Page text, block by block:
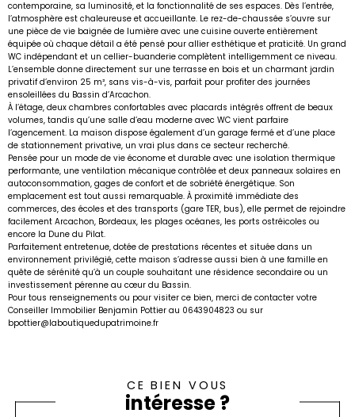
contemporaine, sa luminosité, et la fonctionnalité de ses espaces. Dès l’entrée,
l’atmosphère est chaleureuse et accueillante. Le rez-de-chaussée s’ouvre sur
une pièce de vie baignée de lumière avec une cuisine ouverte entièrement
équipée où chaque détail a été pensé pour allier esthétique et praticité. Un grand
WC indépendant et un cellier-buanderie complètent intelligemment ce niveau.
L’ensemble donne directement sur une terrasse en bois et un charmant jardin
privatif d’environ 25 m², sans vis-à-vis, parfait pour profiter des journées
ensoleillées du Bassin d’Arcachon.
À l’étage, deux chambres confortables avec placards intégrés offrent de beaux
volumes, tandis qu’une salle d’eau moderne avec WC vient parfaire
l’agencement. La maison dispose également d’un garage fermé et d’une place
de stationnement privative, un vrai plus dans ce secteur recherché.
Pensée pour un mode de vie économe et durable avec une isolation thermique
performante, une ventilation mécanique contrôlée et deux panneaux solaires en
autoconsommation, gages de confort et de sobriété énergétique. Son
emplacement est tout aussi remarquable. À proximité immédiate des
commerces, des écoles et des transports (gare TER, bus), elle permet de rejoindre
facilement Arcachon, Bordeaux, les plages océanes, les ports ostréicoles ou
encore la Dune du Pilat.
Parfaitement entretenue, dotée de prestations récentes et située dans un
environnement privilégié, cette maison s’adresse aussi bien à une famille en
quête de sérénité qu’à un couple souhaitant une résidence secondaire ou un
investissement pérenne au cœur du Bassin.
Pour tous renseignements ou pour visiter ce bien, merci de contacter votre
Conseiller Immobilier Benjamin Pottier au 0643904823 ou sur
bpottier@laboutiquedupatrimoine.fr
CE BIEN VOUS
intéresse ?